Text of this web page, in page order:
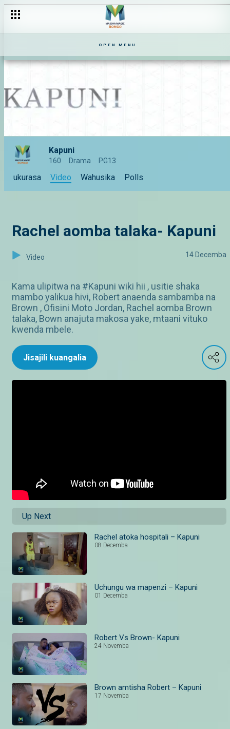
OPEN MENU
Kapuni
160 Drama PG13
ukurasa Video Wahusika Polls
Rachel aomba talaka- Kapuni
Video 14 Decemba
Kama ulipitwa na #Kapuni wiki hii , usitie shaka
mambo yalikua hivi, Robert anaenda sambamba na
Brown , Ofisini Moto Jordan, Rachel aomba Brown
talaka, Bown anajuta makosa yake, mtaani vituko
kwenda mbele.
Jisajili kuangalia
Up Next
Rachel atoka hospitali – Kapuni
08 Decemba
Uchungu wa mapenzi – Kapuni
01 Decemba
Robert Vs Brown- Kapuni
24 Novemba
Brown amtisha Robert – Kapuni
17 Novemba